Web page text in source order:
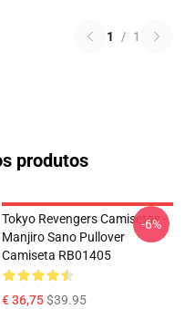
1 / 1
produtos
Tokyo Revengers Camisetas -
Manjiro Sano Pullover
Camiseta RB01405
€ 36,75$39.95
-6%